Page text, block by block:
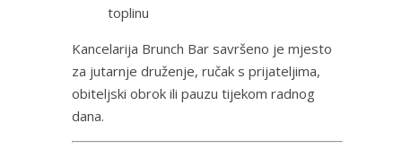
toplinu
Kancelarija Brunch Bar savršeno je mjesto
za jutarnje druženje, ručak s prijateljima,
obiteljski obrok ili pauzu tijekom radnog
dana.